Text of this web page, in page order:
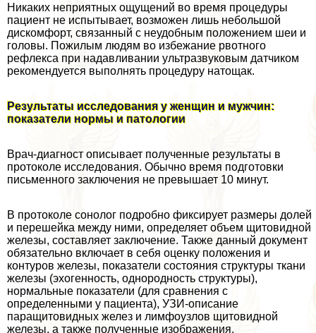
Никаких неприятных ощущений во время процедуры
пациент не испытывает, возможен лишь небольшой
дискомфорт, связанный с неудобным положением шеи и
головы. Пожилым людям во избежание рвотного
рефлекса при надавливании ультразвуковым датчиком
рекомендуется выполнять процедуру натощак.
Результаты исследования у женщин и мужчин:
показатели нормы и патологии
Врач-диагност описывает полученные результаты в
протоколе исследования. Обычно время подготовки
письменного заключения не превышает 10 минут.
В протоколе сонолог подробно фиксирует размеры долей
и перешейка между ними, определяет объем щитовидной
железы, составляет заключение. Также данный документ
обязательно включает в себя оценку положения и
контуров железы, показатели состояния структуры ткани
железы (эхогенность, однородность структуры),
нормальные показатели (для сравнения с
определенными у пациента), УЗИ-описание
паращитовидных желез и лимфоузлов щитовидной
железы, а также полученные изображения.